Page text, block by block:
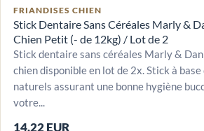
FRIANDISES CHIEN
Stick Dentaire Sans Céréales Marly &
Chien Petit (- de 12kg) / Lot de 2
Stick dentaire sans céréales Marly &
chien disponible en lot de 2x. Stick à
naturels assurant une bonne hygiène
votre...
14,22 EUR